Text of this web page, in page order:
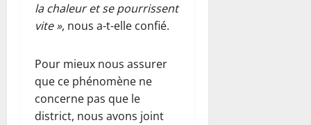
la chaleur et se pourrissent
vite », nous a-t-elle confié.
Pour mieux nous assurer
que ce phénomène ne
concerne pas que le
district, nous avons joint